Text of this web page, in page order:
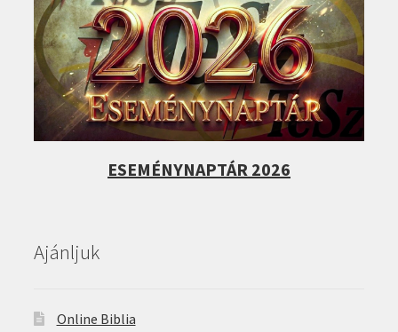
ESEMÉNYNAPTÁR 2026
Ajánljuk
Online Biblia